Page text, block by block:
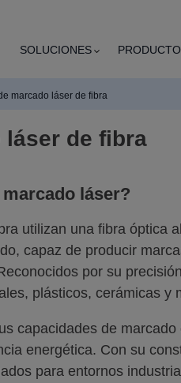
SOLUCIONES
marcado láser de fibra
láser de fibra
láser?
utilizan una fibra óptica
capaz de producir
por su
plásticos, cerámicas y
capacidades de
energética. Con su
para entornos